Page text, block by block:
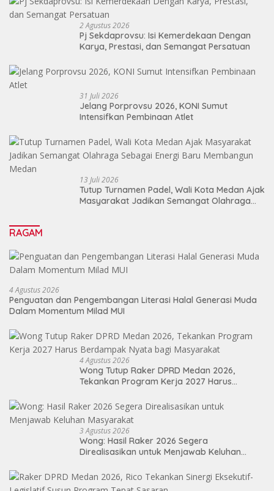
2 Agustus 2026
Pj Sekdaprovsu: Isi Kemerdekaan Dengan
Karya, Prestasi, dan Semangat Persatuan
31 Juli 2026
Jelang Porprovsu 2026, KONI Sumut
Intensifkan Pembinaan Atlet
13 Juli 2026
Tutup Turnamen Padel, Wali Kota Medan Ajak
Masyarakat Jadikan Semangat Olahraga
RAGAM
4 Agustus 2026
Penguatan dan Pengembangan Literasi Halal Generasi Muda
Dalam Momentum Milad MUI
4 Agustus 2026
Wong Tutup Raker DPRD Medan 2026,
Tekankan Program Kerja 2027 Harus
3 Agustus 2026
Wong: Hasil Raker 2026 Segera
Direalisasikan untuk Menjawab Keluhan